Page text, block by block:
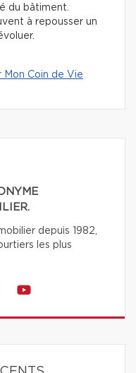
du bâtiment.
à repousser un
Coin de Vie
depuis 1982,
les plus